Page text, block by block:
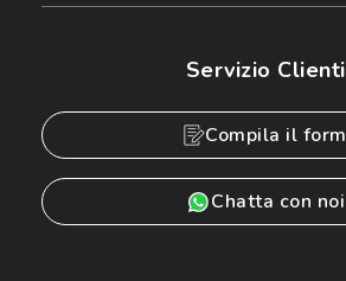
Servizio Clienti
Compila il form
Chatta con noi